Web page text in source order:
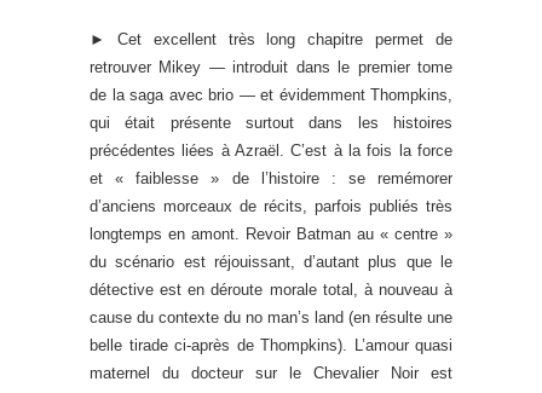
► Cet excellent très long chapitre permet de
retrouver Mikey — introduit dans le premier tome
de la saga avec brio — et évidemment Thompkins,
qui était présente surtout dans les histoires
précédentes liées à Azraël. C’est à la fois la force
et « faiblesse » de l’histoire : se remémorer
d’anciens morceaux de récits, parfois publiés très
longtemps en amont. Revoir Batman au « centre »
du scénario est réjouissant, d’autant plus que le
détective est en déroute morale total, à nouveau à
cause du contexte du no man’s land (en résulte une
belle tirade ci-après de Thompkins). L’amour quasi
maternel du docteur sur le Chevalier Noir est